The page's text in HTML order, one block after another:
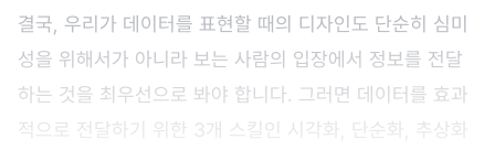
결국, 우리가 데이터를 표현할 때의 디자인도 단순히 심미
성을 위해서가 아니라 보는 사람의 입장에서 정보를 전달
하는 것을 최우선으로 봐야 합니다. 그러면 데이터를 효과
적으로 전달하기 위한 3개 스킬인 시각화, 단순화, 추상화